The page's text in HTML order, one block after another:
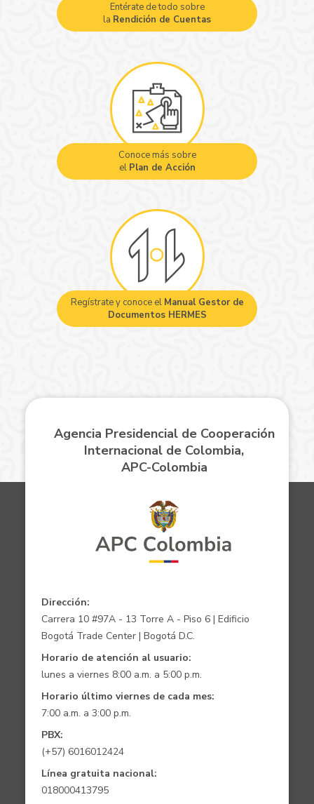
Entérate de todo sobre
la Rendición de Cuentas
Conoce más sobre
el Plan de Acción
Regístrate y conoce el Manual Gestor de
Documentos HERMES
Agencia Presidencial de Cooperación
Internacional de Colombia,
APC-Colombia
Dirección:
Carrera 10 #97A - 13 Torre A - Piso 6 | Edificio
Bogotá Trade Center | Bogotá D.C.
Horario de atención al usuario:
lunes a viernes 8:00 a.m. a 5:00 p.m.
Horario último viernes de cada mes:
7:00 a.m. a 3:00 p.m.
PBX:
(+57) 6016012424
Línea gratuita nacional:
018000413795